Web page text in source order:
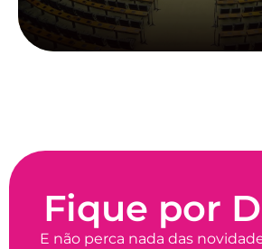
Fique por
E não perca nada das